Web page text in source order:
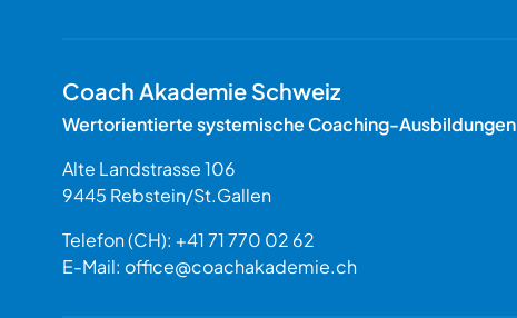
Coach Akademie Schweiz
Wertorientierte systemische Coaching-Ausbildungen
Alte Landstrasse 106
9445 Rebstein/St.Gallen
Telefon (CH): +41 71 770 02 62
E-Mail: office@coachakademie.ch